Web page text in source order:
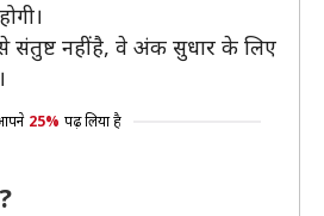
संतुष्ट नहीं है, वे अंक सुधार के लिए
25% पढ़ लिया है